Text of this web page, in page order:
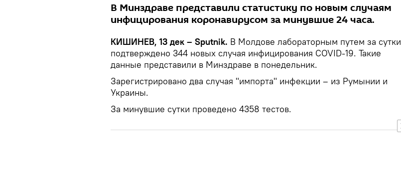
В Минздраве представили статистику по новым случаям
инфицирования коронавирусом за минувшие 24 часа.
КИШИНЕВ, 13 дек – Sputnik. В Молдове лабораторным путем за сутки
подтверждено 344 новых случая инфицирования COVID-19. Такие
данные представили в Минздраве в понедельник.
Зарегистрировано два случая "импорта" инфекции – из Румынии и
Украины.
За минувшие сутки проведено 4358 тестов.